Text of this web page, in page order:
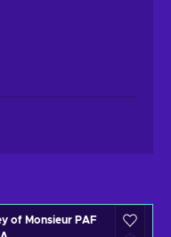
of Monsieur PAF